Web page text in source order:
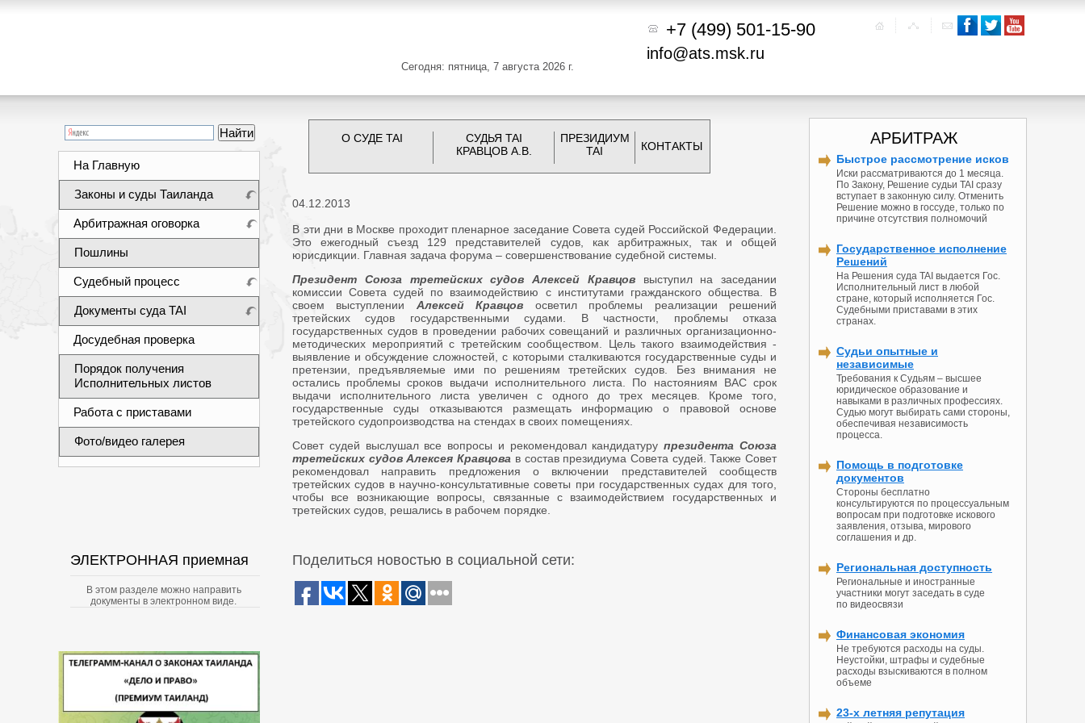
+7 (499) 501-15-90
info@ats.msk.ru
Сегодня: пятница, 7 августа 2026 г.
На Главную
Законы и суды Таиланда
Арбитражная оговорка
Пошлины
Судебный процесс
Документы суда TAI
Досудебная проверка
Порядок получения
Исполнительных листов
Работа с приставами
Фото/видео галерея
ЭЛЕКТРОННАЯ приемная
В этом разделе можно направить
документы в электронном виде.
О СУДЕ TAI
СУДЬЯ TAI
КРАВЦОВ А.В.
ПРЕЗИДИУМ
TAI
КОНТАКТЫ АРБИТРАЖ
Быстрое рассмотрение исков
Иски рассматриваются до 1 месяца.
По Закону, Решение судьи TAI сразу
вступает в законную силу. Отменить
Решение можно в госсуде, только по
причине отсутствия полномочий
Государственное исполнение
Решений
На Решения суда TAI выдается Гос.
Исполнительный лист в любой
стране, который исполняется Гос.
Судебными приставами в этих
странах.
Судьи опытные и
независимые
Требования к Судьям – высшее
юридическое образование и
навыками в различных профессиях.
Судью могут выбирать сами стороны,
обеспечивая независимость
процесса.
Помощь в подготовке
документов
Стороны бесплатно
консультируются по процессуальным
вопросам при подготовке искового
заявления, отзыва, мирового
соглашения и др.
Региональная доступность
Региональные и иностранные
участники могут заседать в суде
по видеосвязи
Финансовая экономия
Не требуются расходы на суды.
Неустойки, штрафы и судебные
расходы взыскиваются в полном
объеме
23-х летняя репутация
04.12.2013
В эти дни в Москве проходит пленарное заседание Совета судей Российской Федерации.
Это ежегодный съезд 129 представителей судов, как арбитражных, так и общей
юрисдикции. Главная задача форума – совершенствование судебной системы.
Президент Союза третейских судов Алексей Кравцоввыступил на заседании
комиссии Совета судей по взаимодействию с институтами гражданского общества. В
своем выступлении Алексей Кравцов осветил проблемы реализации решений
третейских судов государственными судами. В частности, проблемы отказа
государственных судов в проведении рабочих совещаний и различных организационно-
методических мероприятий с третейским сообществом. Цель такого взаимодействия -
выявление и обсуждение сложностей, с которыми сталкиваются государственные суды и
претензии, предъявляемые ими по решениям третейских судов. Без внимания не
остались проблемы сроков выдачи исполнительного листа. По настояниям ВАС срок
выдачи исполнительного листа увеличен с одного до трех месяцев. Кроме того,
государственные суды отказываются размещать информацию о правовой основе
третейского судопроизводства на стендах в своих помещениях.
Совет судей выслушал все вопросы и рекомендовал кандидатурупрезидента Союза
третейских судов Алексея Кравцова в состав президиума Совета судей. Также Совет
рекомендовал направить предложения о включении представителей сообществ
третейских судов в научно-консультативные советы при государственных судах для того,
чтобы все возникающие вопросы, связанные с взаимодействием государственных и
третейских судов, решались в рабочем порядке.
Поделиться новостью в социальной сети: